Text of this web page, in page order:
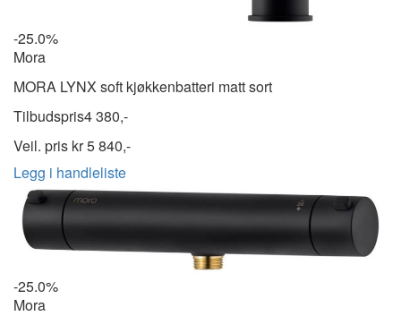
-25.0%
Mora
MORA LYNX soft kjøkkenbatteri matt sort
Tilbudspris4 380,-
Veil. pris kr5 840,-
Legg i handleliste
-25.0%
Mora